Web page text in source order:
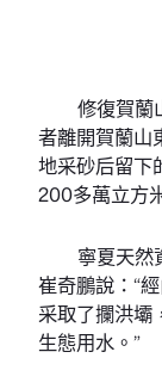
修復賀蘭
者離開賀蘭山
地采砂后留下
200多萬立方
寧夏天然
崔奇鵬說：“
采取了攔洪壩
生態用水。”